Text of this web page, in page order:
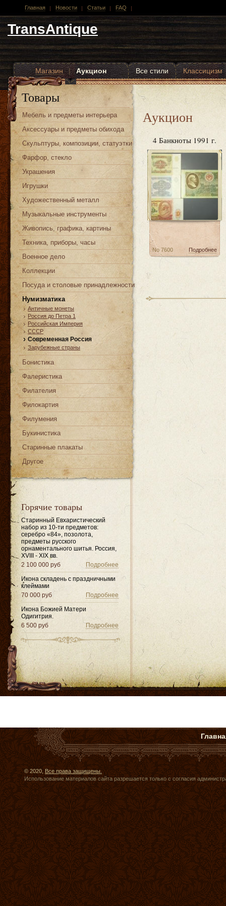
Главная Новости Статьи FAQ
TransAntique
Магазин | Аукцион Все стили
Классицизм
Другие стили
Товары
Мебель и предметы интерьера
Аксессуары и предметы обихода
Скульптуры, композиции, статуэтки
Фарфор, стекло
Украшения
Игрушки
Художественный металл
Музыкальные инструменты
Живопись, графика, картины
Техника, приборы, часы
Военное дело
Коллекции
Посуда и столовые принадлежности
Нумизматика
Античные монеты
Россия до Петра 1
Российская Империя
СССР
Современная Россия
Зарубежные страны
Бонистика
Фалеристика
Филателия
Филокартия
Филумения
Букинистика
Старинные плакаты
Другое
Горячие товары
Старинный Евхаристический
набор из 10-ти предметов:
серебро «84», позолота,
предметы русского
орнаментального шитья. Россия,
XVIII - XIX вв.
Подробнее
2 100 000 руб
Икона складень с праздничными
клеймами
Подробнее
70 000 руб
Икона Божией Матери
Одигитрия.
Подробнее
6 500 руб
Аукцион
4 Банкноты 1991 г.
Подробнее
No 7600
© 2020,Все права защищены.
Использование материалов сайта разрешается только с согласия